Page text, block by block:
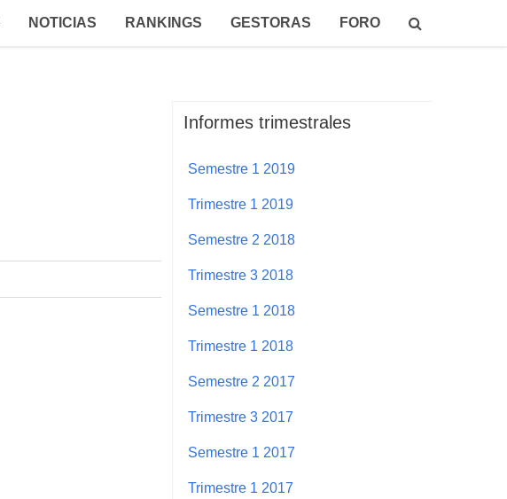
NOTICIAS RANKINGS GESTORAS FORO
Informes trimestrales
Semestre 1 2019
Trimestre 1 2019
Semestre 2 2018
Trimestre 3 2018
Semestre 1 2018
Trimestre 1 2018
Semestre 2 2017
Trimestre 3 2017
Semestre 1 2017
Trimestre 1 2017